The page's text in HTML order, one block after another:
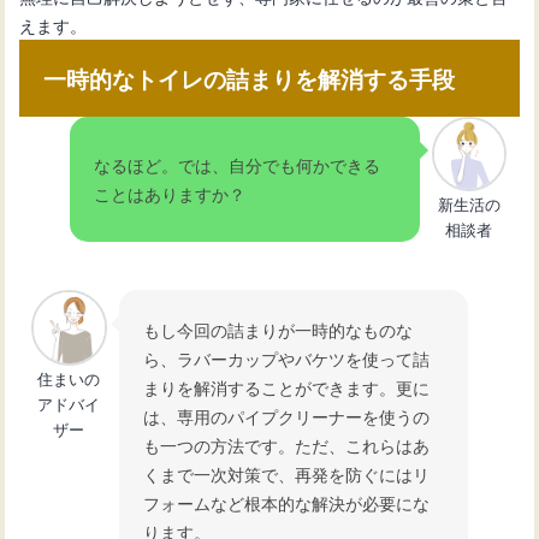
えます。
一時的なトイレの詰まりを解消する手段
なるほど。では、自分でも何かできる
ことはありますか？
新生活の
相談者
住まいの
アドバイ
ザー
もし今回の詰まりが一時的なものな
ら、ラバーカップやバケツを使って詰
まりを解消することができます。更に
は、専用のパイプクリーナーを使うの
も一つの方法です。ただ、これらはあ
くまで一次対策で、再発を防ぐにはリ
フォームなど根本的な解決が必要にな
ります。